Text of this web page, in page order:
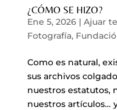
¿CÓMO SE HIZO?
Ene 5, 2026| Ajuar
Fotografía,
Como es natural,
sus archivos
nuestros estatutos,
nuestros artículos…